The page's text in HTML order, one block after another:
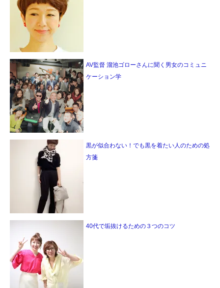
AV監督 溜池ゴローさんに聞く男女のコミュニ
ケーション学
黒が似合わない！でも黒を着たい人のための処
方箋
40代で垢抜けるための３つのコツ